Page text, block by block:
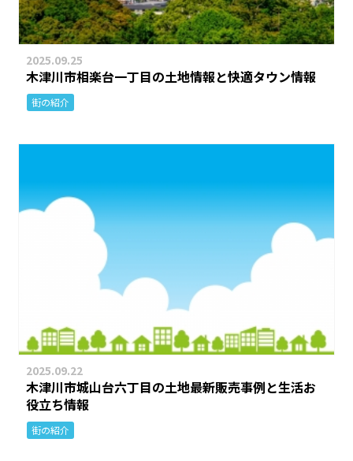
2025.09.25
木津川市相楽台一丁目の土地情報と快適タウン情報
街の紹介
2025.09.22
木津川市城山台六丁目の土地最新販売事例と生活お
役立ち情報
街の紹介